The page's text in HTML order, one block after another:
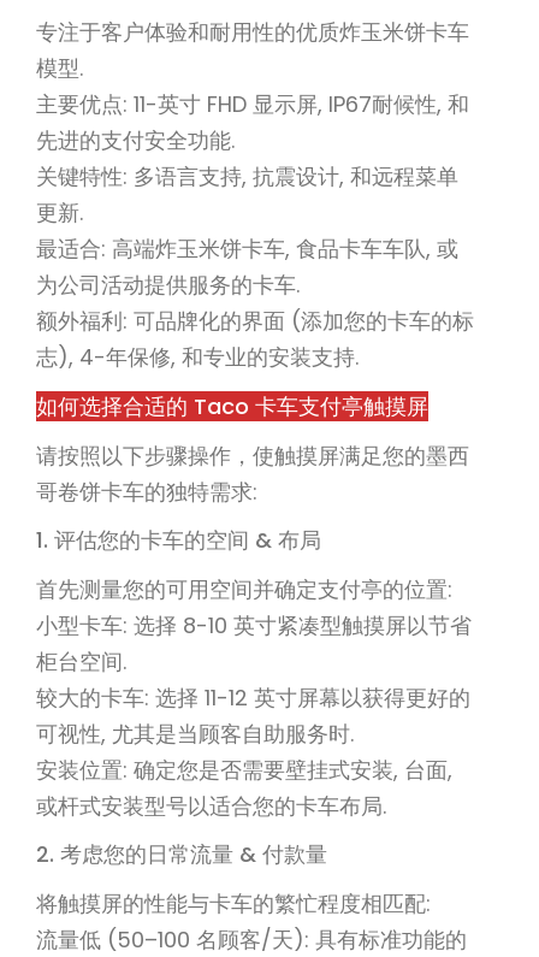
专注于客户体验和耐用性的优质炸玉米饼卡车
模型.
主要优点: 11-英寸 FHD 显示屏, IP67耐候性, 和
先进的支付安全功能.
关键特性: 多语言支持, 抗震设计, 和远程菜单
更新.
最适合: 高端炸玉米饼卡车, 食品卡车车队, 或
为公司活动提供服务的卡车.
额外福利: 可品牌化的界面 (添加您的卡车的标
志), 4-年保修, 和专业的安装支持.
如何选择合适的 Taco 卡车支付亭触摸屏
请按照以下步骤操作，使触摸屏满足您的墨西
哥卷饼卡车的独特需求:
1. 评估您的卡车的空间 & 布局
首先测量您的可用空间并确定支付亭的位置:
小型卡车: 选择 8-10 英寸紧凑型触摸屏以节省
柜台空间.
较大的卡车: 选择 11-12 英寸屏幕以获得更好的
可视性, 尤其是当顾客自助服务时.
安装位置: 确定您是否需要壁挂式安装, 台面,
或杆式安装型号以适合您的卡车布局.
2. 考虑您的日常流量 & 付款量
将触摸屏的性能与卡车的繁忙程度相匹配:
流量低 (50–100 名顾客/天): 具有标准功能的